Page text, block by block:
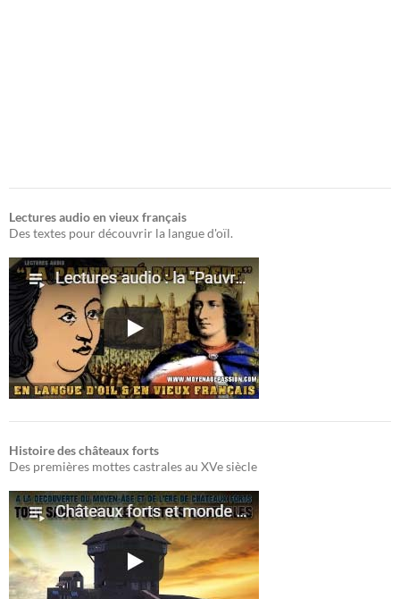
Lectures audio en vieux français
Des textes pour découvrir la langue d'oïl.
Histoire des châteaux forts
Des premières mottes castrales au XVe siècle